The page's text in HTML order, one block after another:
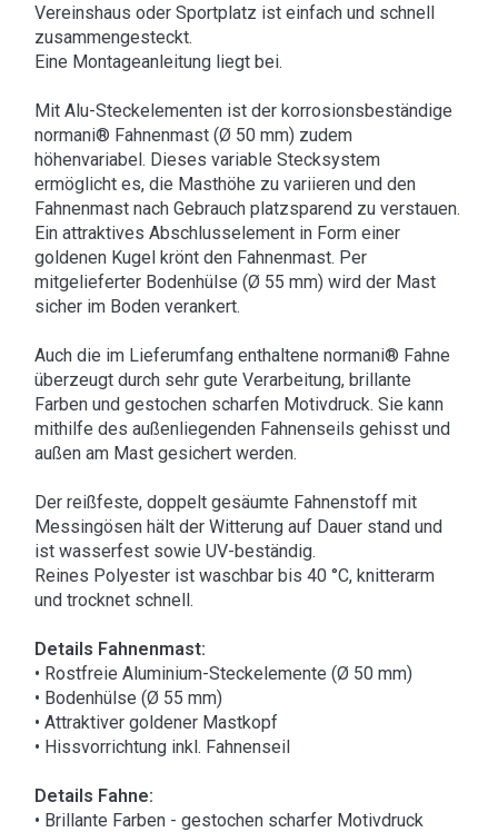
Vereinshaus oder Sportplatz ist einfach und schnell
zusammengesteckt.
Eine Montageanleitung liegt bei.
Mit Alu-Steckelementen ist der korrosionsbeständige
normani® Fahnenmast (Ø 50 mm) zudem
höhenvariabel. Dieses variable Stecksystem
ermöglicht es, die Masthöhe zu variieren und den
Fahnenmast nach Gebrauch platzsparend zu verstauen.
Ein attraktives Abschlusselement in Form einer
goldenen Kugel krönt den Fahnenmast. Per
mitgelieferter Bodenhülse (Ø 55 mm) wird der Mast
sicher im Boden verankert.
Auch die im Lieferumfang enthaltene normani® Fahne
überzeugt durch sehr gute Verarbeitung, brillante
Farben und gestochen scharfen Motivdruck. Sie kann
mithilfe des außenliegenden Fahnenseils gehisst und
außen am Mast gesichert werden.
Der reißfeste, doppelt gesäumte Fahnenstoff mit
Messingösen hält der Witterung auf Dauer stand und
ist wasserfest sowie UV-beständig.
Reines Polyester ist waschbar bis 40 °C, knitterarm
und trocknet schnell.
Details Fahnenmast:
• Rostfreie Aluminium-Steckelemente (Ø 50 mm)
• Bodenhülse (Ø 55 mm)
• Attraktiver goldener Mastkopf
• Hissvorrichtung inkl. Fahnenseil
Details Fahne:
• Brillante Farben - gestochen scharfer Motivdruck